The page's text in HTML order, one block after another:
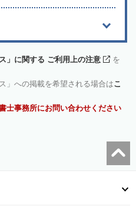
」に関する ご利用上の注意
を
」への掲載を希望される場合はこ
士事務所にお問い合わせください